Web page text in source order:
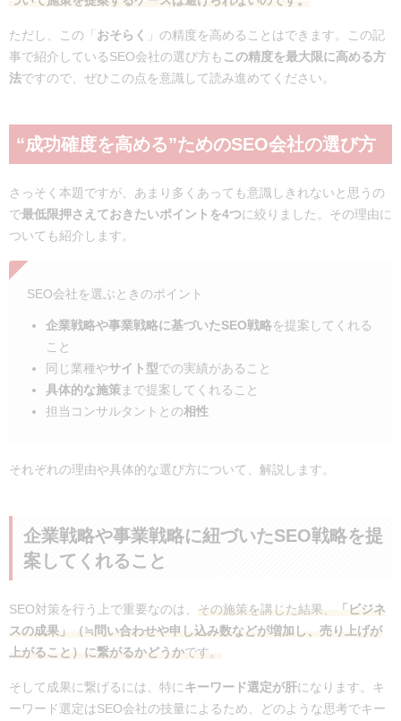
ただし、この「 おそらく
」の精度を高めることはできます。この記
事で紹介しているSEO会社の選び方も この精度を最大限に高める方
法ですので、ぜひこの点を意識して読み進めてください。
“成功確度を高める”ためのSEO会社の選び方
さっそく本題ですが、あまり多くあっても意識しきれないと思うの
で最低限押さえておきたいポイントを4つに絞りました。その理由に
ついても紹介します。
SEO会社を選ぶときのポイント
企業戦略や事業戦略に基づいたSEO戦略を提案してくれる
こと
同じ業種やサイト型での実績があること
具体的な施策まで提案してくれること
担当コンサルタントとの相性
それぞれの理由や具体的な選び方について、解説します。
企業戦略や事業戦略に紐づいたSEO戦略を提
案してくれること
SEO対策を行う上で重要なのは、 その施策を講じた結果、
「ビジネ
スの成果」（≒問い合わせや申し込み数などが増加し、売り上げが
上がること）に繋がるかどうかです。
そして成果に繋げるには、特にキーワード選定が肝になります。キ
ーワード選定はSEO会社の技量によるため、どのような思考でキー